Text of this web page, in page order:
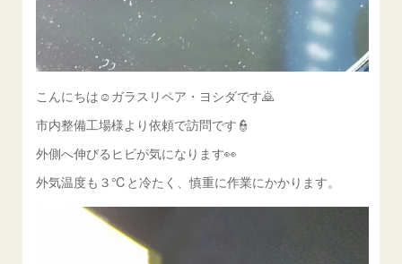
こんにちは☺ガラスリペア・ヨシダです🙇
市内整備工場様より依頼で訪問です👮
外側へ伸びるヒビが気になります👀
外気温度も３℃と冷たく、慎重に作業にかかります。